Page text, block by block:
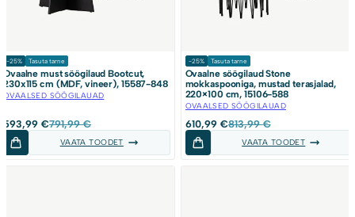
-25% Tasuta tarne
Ovaalne must söögilaud Bootcut,
230x115 cm (MDF, vineer), 15587-848
OVAALSED SÖÖGILAUAD
791,99€
Algne
hind
oli:
791,99 €.
593,99 €
Current
price
is:
593,99 €.
VAATA TOODET
-25% Tasuta tarne
Ovaalne söögilaud Stone
mokkaspooniga, mustad terasjalad,
220×100 cm, 15106-588
OVAALSED SÖÖGILAUAD
813,99€
Algne
hind
oli:
813,99 €.
610,99 €
Current
price
is:
610,99 €.
VAATA TOODET